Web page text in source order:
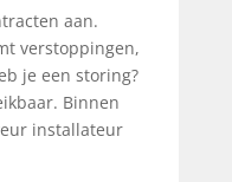
aan.
verstoppingen,
je een storing?
Binnen
installateur